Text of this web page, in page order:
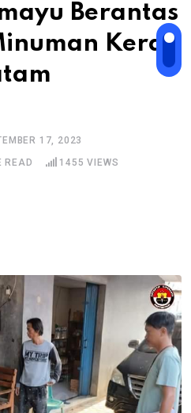
Berantas
Keras
17, 2023
READ 1455 VIEWS